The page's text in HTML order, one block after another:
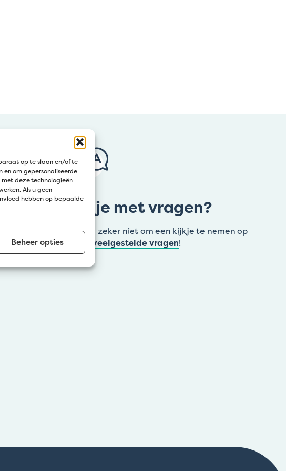
op te slaan en/of te
om gepersonaliseerde
deze technologieën
Als u geen
hebben op bepaalde
Beheer opties
Zit je met vragen?
Aarzel zeker niet om een kijkje te nemen op
veelgestelde vragen!